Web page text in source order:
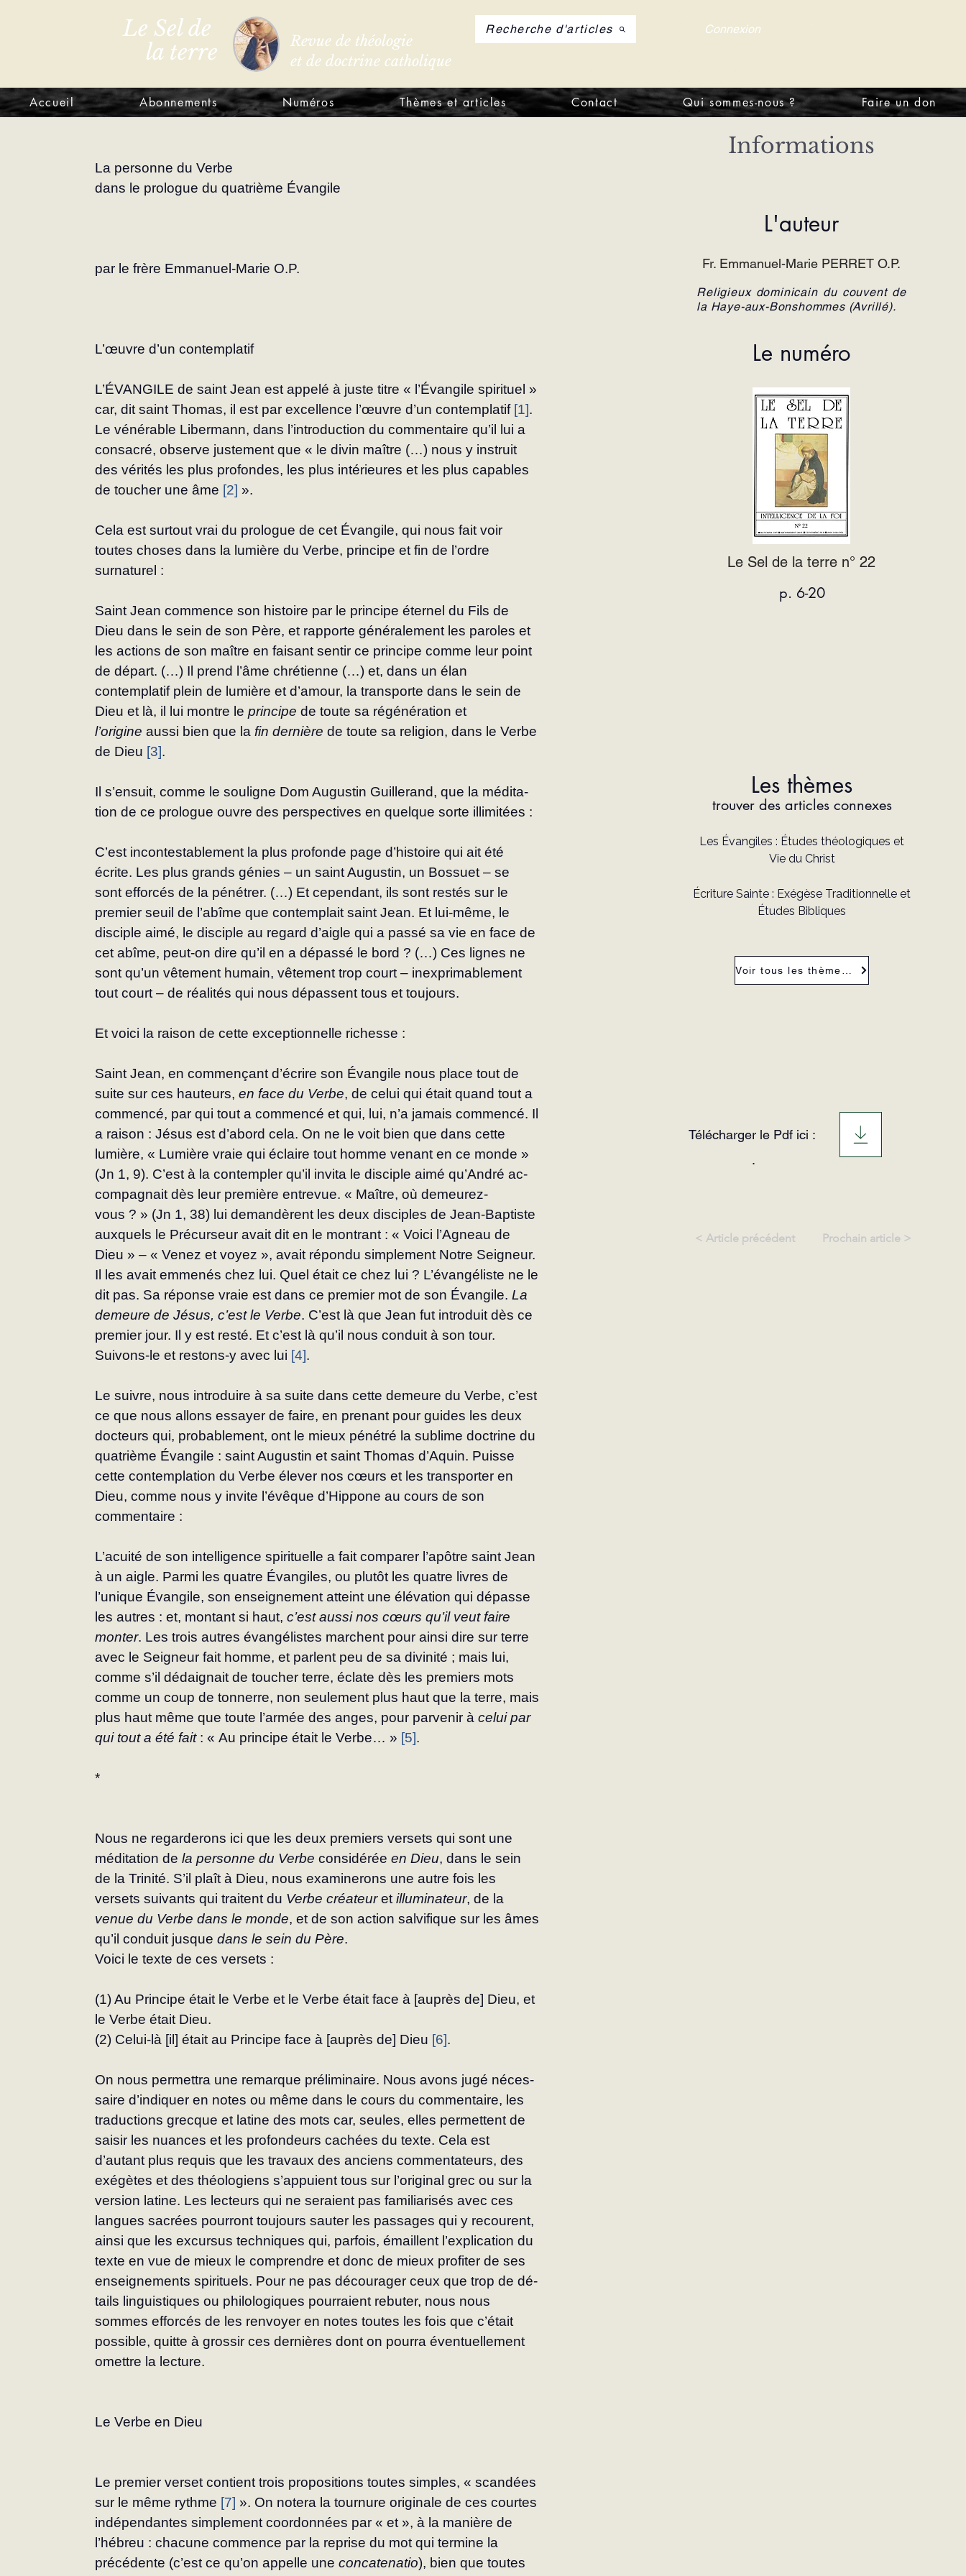
Le Sel de
la terre
Revue de théologie
et de doctrine catholique
Recherche d'articles Connexion
Accueil Abonnements Numéros Thèmes et articles Contact Qui sommes-nous ? Faire un don
La personne du Verbe
dans le prologue du quatrième Évangile
par le frère Emmanuel-Marie O.P.
L’œuvre d’un contemplatif
L’ÉVANGILE de saint Jean est appelé à juste titre « l’Évangile spiri­tuel »
car, dit saint Thomas, il est par excellence l’œuvre d’un contemplatif [1].
Le vénérable Libermann, dans l’introduction du commentaire qu’il lui a
consacré, observe justement que « le divin maître (…) nous y instruit
des vérités les plus profondes, les plus intérieures et les plus ca­pables
de toucher une âme [2] ».
Cela est surtout vrai du prologue de cet Évangile, qui nous fait voir
toutes choses dans la lumière du Verbe, principe et fin de l’ordre
surnaturel :
Saint Jean commence son histoire par le principe éternel du Fils de
Dieu dans le sein de son Père, et rapporte généralement les paroles et
les actions de son maître en faisant sentir ce principe comme leur point
de départ. (…) Il prend l’âme chrétienne (…) et, dans un élan
contemplatif plein de lumière et d’amour, la transporte dans le sein de
Dieu et là, il lui montre le principe de toute sa régénération et
l’origine aussi bien que la fin dernière de toute sa religion, dans le Verbe
de Dieu [3].
Il s’ensuit, comme le souligne Dom Augustin Guillerand, que la médita­
tion de ce prologue ouvre des perspectives en quelque sorte illimitées :
C’est incontestablement la plus profonde page d’histoire qui ait été
écrite. Les plus grands génies – un saint Augustin, un Bossuet – se
sont efforcés de la pénétrer. (…) Et cependant, ils sont restés sur le
premier seuil de l’abîme que contemplait saint Jean. Et lui-même, le
disciple aimé, le disciple au regard d’aigle qui a passé sa vie en face de
cet abîme, peut-on dire qu’il en a dépassé le bord ? (…) Ces lignes ne
sont qu’un vêtement humain, vêtement trop court – inexprimablement
tout court – de réalités qui nous dépassent tous et toujours.
Et voici la raison de cette exceptionnelle richesse :
Saint Jean, en commençant d’écrire son Évangile nous place tout de
suite sur ces hauteurs, en face du Verbe, de celui qui était quand tout a
commencé, par qui tout a commencé et qui, lui, n’a jamais commencé. Il
a raison : Jésus est d’abord cela. On ne le voit bien que dans cette
lumière, « Lumière vraie qui éclaire tout homme venant en ce monde »
(Jn 1, 9). C’est à la contempler qu’il invita le disciple aimé qu’André ac­
compagnait dès leur première entrevue. « Maître, où demeurez-
vous ? » (Jn 1, 38) lui demandèrent les deux disciples de Jean-Baptiste
auxquels le Précurseur avait dit en le montrant : « Voici l’Agneau de
Dieu » – « Venez et voyez », avait répondu simplement Notre Seigneur.
Il les avait emmenés chez lui. Quel était ce chez lui ? L’évangéliste ne le
dit pas. Sa réponse vraie est dans ce premier mot de son Évangile. La
demeure de Jésus, c’est le Verbe. C’est là que Jean fut introduit dès ce
premier jour. Il y est resté. Et c’est là qu’il nous conduit à son tour.
Suivons-le et restons-y avec lui [4].
Le suivre, nous introduire à sa suite dans cette demeure du Verbe, c’est
ce que nous allons essayer de faire, en prenant pour guides les deux
docteurs qui, probablement, ont le mieux pénétré la sublime doctrine du
quatrième Évan­gile : saint Augustin et saint Thomas d’Aquin. Puisse
cette contemplation du Verbe élever nos cœurs et les transporter en
Dieu, comme nous y invite l’évêque d’Hippone au cours de son
commentaire :
L’acuité de son intelligence spirituelle a fait comparer l’apôtre saint Jean
à un aigle. Parmi les quatre Évangiles, ou plutôt les quatre livres de
l’unique Évangile, son enseignement atteint une élévation qui dépasse
les autres : et, montant si haut, c’est aussi nos cœurs qu’il veut faire
monter. Les trois autres évangélistes marchent pour ainsi dire sur terre
avec le Seigneur fait homme, et parlent peu de sa divinité ; mais lui,
comme s’il dédaignait de toucher terre, éclate dès les premiers mots
comme un coup de tonnerre, non seulement plus haut que la terre, mais
plus haut même que toute l’armée des anges, pour parvenir à celui par
qui tout a été fait : « Au principe était le Verbe… » [5].
*
Nous ne regarderons ici que les deux premiers versets qui sont une
médi­tation de la personne du Verbe considérée en Dieu, dans le sein
de la Trinité. S’il plaît à Dieu, nous examinerons une autre fois les
versets suivants qui trai­tent du Verbe créateur et illuminateur, de la
venue du Verbe dans le monde, et de son action salvifique sur les âmes
qu’il conduit jusque dans le sein du Père.
Voici le texte de ces versets :
(1) Au Principe était le Verbe et le Verbe était face à [auprès de] Dieu, et
le Verbe était Dieu.
(2) Celui-là [il] était au Principe face à [auprès de] Dieu [6].
On nous permettra une remarque préliminaire. Nous avons jugé néces­
saire d’indiquer en notes ou même dans le cours du commentaire, les
traduc­tions grecque et latine des mots car, seules, elles permettent de
saisir les nuances et les profondeurs cachées du texte. Cela est
d’autant plus requis que les travaux des anciens commentateurs, des
exégètes et des théologiens s’ap­puient tous sur l’original grec ou sur la
version latine. Les lecteurs qui ne se­raient pas familiarisés avec ces
langues sacrées pourront toujours sauter les pas­sages qui y recourent,
ainsi que les excursus techniques qui, parfois, émaillent l’explication du
texte en vue de mieux le comprendre et donc de mieux profiter de ses
enseignements spirituels. Pour ne pas décourager ceux que trop de dé­
tails linguistiques ou philologiques pourraient rebuter, nous nous
sommes ef­forcés de les renvoyer en notes toutes les fois que c’était
possible, quitte à grossir ces dernières dont on pourra éventuellement
omettre la lecture.
Le Verbe en Dieu
Le premier verset contient trois propositions toutes simples, « scandées
sur le même rythme [7] ». On notera la tournure originale de ces courtes
indépen­dantes simplement coordonnées par « et », à la manière de
l’hébreu : chacune commence par la reprise du mot qui termine la
précédente (c’est ce qu’on ap­pelle une concatenatio), bien que toutes
Informations
L'auteur
Fr. Emmanuel-Marie PERRET O.P.
Religieux dominicain du couvent de
la Haye-aux-Bonshommes (Avrillé).
Le numéro
Le Sel de la terre n° 22
p. 6-20
Les thèmes
trouver des articles connexes
Les Évangiles : Études théologiques et
Vie du Christ
Écriture Sainte : Exégèse Traditionnelle et
Études Bibliques
Télécharger le Pdf ici :
.
< Article précédent Prochain article >